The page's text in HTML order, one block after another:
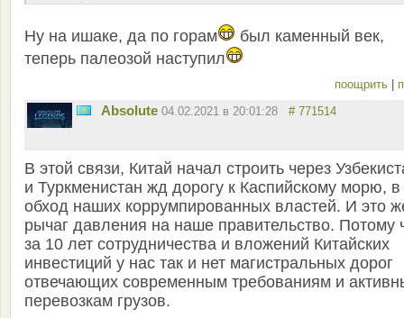
Ну на ишаке, да по горам
был каменный век,
теперь палеозой наступил
поощрить |
Absolute 04.02.2021 в 20:01:28 # 771514
В этой связи, Китай начал строить через
и Туркменистан жд дорогу к Каспийскому морю, в
обход наших коррумпированных властей. И это
рычаг давления на наше правительство. Потому
за 10 лет сотрудничества и вложений Китайских
инвестиций у нас так и нет магистральных дорог
отвечающих современным требованиям и
перевозкам грузов.